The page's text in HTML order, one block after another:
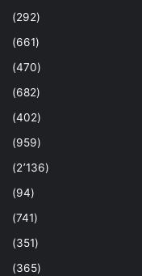
(292)
(661)
(470)
(682)
(402)
(959)
(2٬136)
(94)
(741)
(351)
(365)